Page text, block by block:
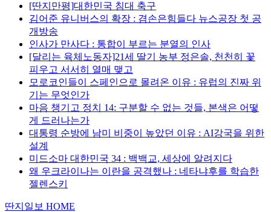
[딴지만평]대한민국 침대 축구
김어준 유니버스의 확장 : 겸손은힘들다 뉴스공장 첫 공
개방송
인사가 만사다 : 통합이 부르는 분열의 인사
[달리는 육체노동자]21세 딸기 농부 정은솔, 천천히 꽃
피우고 서서히 열매 맺고
모로코인들이 스페인으로 몰려온 이유 : 유럽의 진짜 위
기는 무엇인가
마음 챙기고 정치 14: 구분할 수 없는 것들, 본색은 어떻
게 드러나는가
대통령 순방에 남미 비중이 높았던 이유 : AI강국을 위한
설계
미드소마 대한민국 34 : 백백교, 세상에 알려지다
왜 우크라이나는 이란을 공격했나 : 네타냐후를 학습한
젤렌스키
딴지일보 HOME